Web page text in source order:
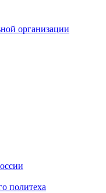
организации
политеха